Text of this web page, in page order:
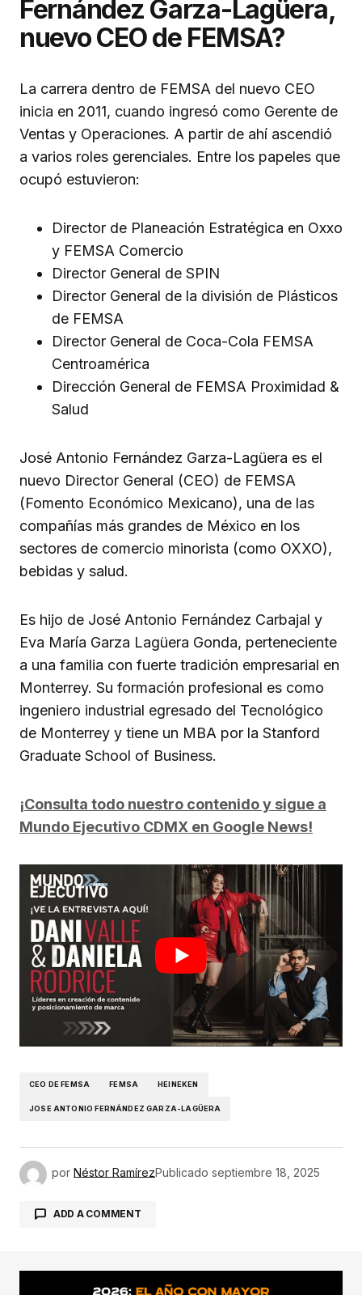
Fernández Garza-Lagüera,
nuevo CEO de FEMSA?
La carrera dentro de FEMSA del nuevo CEO
inicia en 2011, cuando ingresó como Gerente de
Ventas y Operaciones. A partir de ahí ascendió
a varios roles gerenciales. Entre los papeles que
ocupó estuvieron:
Director de Planeación Estratégica en Oxxo
y FEMSA Comercio
Director General de SPIN
Director General de la división de Plásticos
de FEMSA
Director General de Coca-Cola FEMSA
Centroamérica
Dirección General de FEMSA Proximidad &
Salud
José Antonio Fernández Garza-Lagüera es el
nuevo Director General (CEO) de FEMSA
(Fomento Económico Mexicano), una de las
compañías más grandes de México en los
sectores de comercio minorista (como OXXO),
bebidas y salud.
Es hijo de José Antonio Fernández Carbajal y
Eva María Garza Lagüera Gonda, perteneciente
a una familia con fuerte tradición empresarial en
Monterrey. Su formación profesional es como
ingeniero industrial egresado del Tecnológico
de Monterrey y tiene un MBA por la Stanford
Graduate School of Business.
¡Consulta todo nuestro contenido y sigue a
Mundo Ejecutivo CDMX en Google News!
CEO DE FEMSA FEMSA HEINEKEN
JOSE ANTONIO FERNÁNDEZ GARZA-LAGÜERA
por Néstor RamírezPublicado septiembre 18, 2025
ADD A COMMENT
conectado